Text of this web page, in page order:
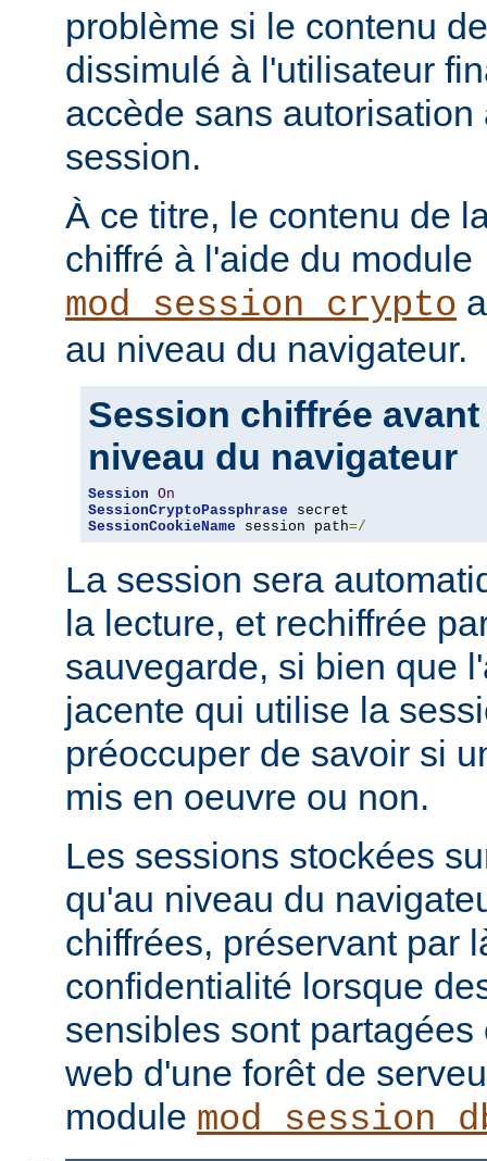
problème si le contenu
dissimulé à l'utilisateur
accède sans
session.
À ce titre, le contenu de
chiffré à l'aide du module
mod_session_crypto
au niveau du navigateur.
Session chiffrée
niveau du navigateur
Session On
SessionCryptoPassphrase
SessionCookieName session path=/
La session sera
la lecture, et rechiffrée
sauvegarde, si bien que
jacente qui utilise la
préoccuper de savoir si
mis en oeuvre ou non.
Les sessions stockées
qu'au niveau du
chiffrées, préservant par
confidentialité lorsque
sensibles sont
web d'une forêt de
module